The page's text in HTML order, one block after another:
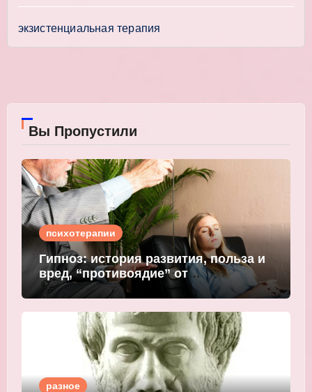
экзистенциальная терапия
Вы Пропустили
психотерапии
Гипноз: история развития, польза и
вред, “противоядие” от
мошеннического внушения
разное